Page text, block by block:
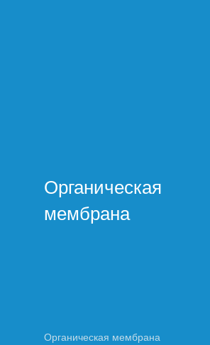
Органическая
мембрана
Органическая мембрана